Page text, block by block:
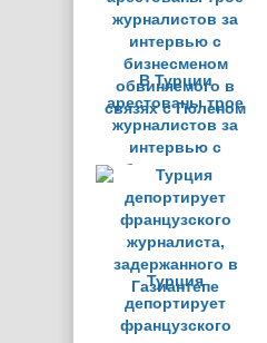
В Турции
арестованы трое
журналистов за
интервью с
бизнесменом
обвиняемого в
связях с Гюленом
Турция
депортирует
французского